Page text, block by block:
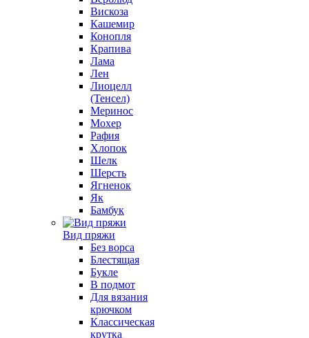
Вискоза
Кашемир
Конопля
Крапива
Лама
Лен
Лиоцелл
(Тенсел)
Меринос
Мохер
Рафия
Хлопок
Шелк
Шерсть
Ягненок
Як
Бамбук
Вид пряжи
Без ворса
Блестящая
Букле
В подмот
Для вязания
крючком
Классическая
крутка